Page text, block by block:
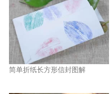
简单折纸长方形信封图解